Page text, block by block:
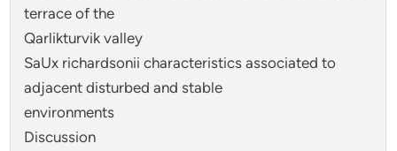
terrace of the
Qarlikturvik valley
SaUx richardsonii characteristics associated to
adjacent disturbed and stable
environments
Discussion